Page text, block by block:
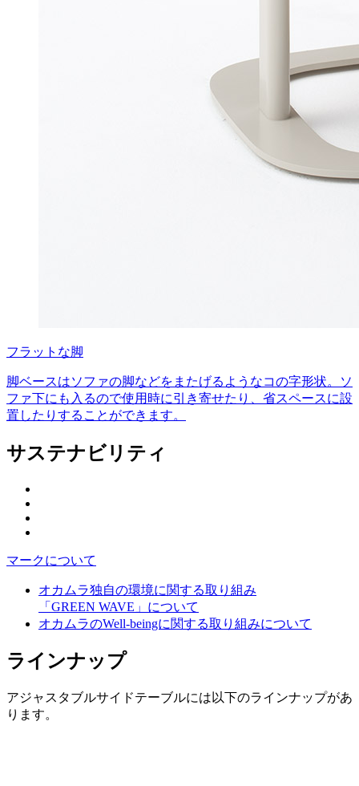
フラットな脚
脚ベースはソファの脚などをまたげるようなコの字形状。ソ
ファ下にも入るので使用時に引き寄せたり、省スペースに設
置したりすることができます。
サステナビリティ
マークについて
オカムラ独自の環境に関する取り組み
「GREEN WAVE」について
オカムラのWell-beingに関する取り組みについて
ラインナップ
アジャスタブルサイドテーブルには以下のラインナップがあ
ります。